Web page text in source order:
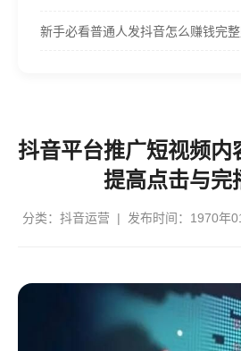
新手必看普通人发抖音怎么赚钱完
抖音平台推广短视频内
提高点击与完
分类： 抖音运营 | 发布时间：1970年